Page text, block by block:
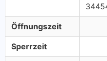
Öffnungszeit
Sperrzeit